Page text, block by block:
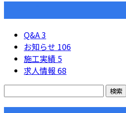
Q&A3
お知らせ 106
施工実績 5
求人情報 68